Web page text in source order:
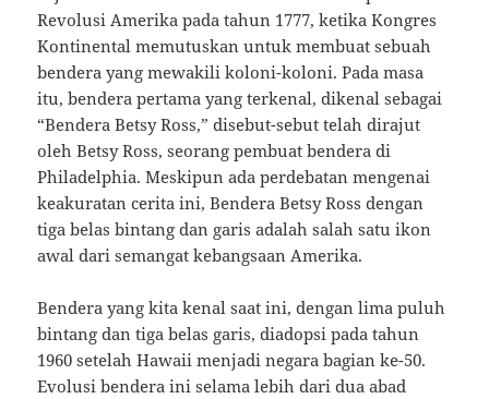
Revolusi Amerika pada tahun 1777, ketika Kongres
Kontinental memutuskan untuk membuat sebuah
bendera yang mewakili koloni-koloni. Pada masa
itu, bendera pertama yang terkenal, dikenal sebagai
“Bendera Betsy Ross,” disebut-sebut telah dirajut
oleh Betsy Ross, seorang pembuat bendera di
Philadelphia. Meskipun ada perdebatan mengenai
keakuratan cerita ini, Bendera Betsy Ross dengan
tiga belas bintang dan garis adalah salah satu ikon
awal dari semangat kebangsaan Amerika.
Bendera yang kita kenal saat ini, dengan lima puluh
bintang dan tiga belas garis, diadopsi pada tahun
1960 setelah Hawaii menjadi negara bagian ke-50.
Evolusi bendera ini selama lebih dari dua abad